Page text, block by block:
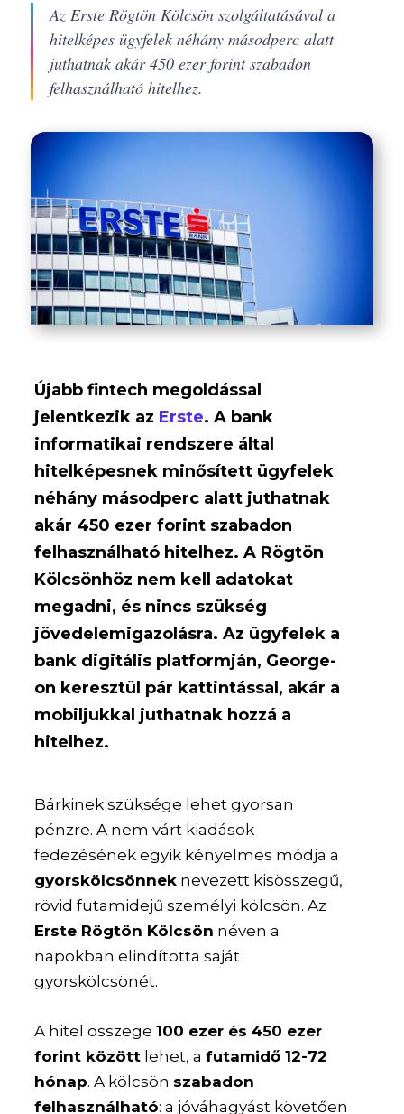
Az Erste Rögtön Kölcsön szolgáltatásával a
hitelképes ügyfelek néhány másodperc alatt
juthatnak akár 450 ezer forint szabadon
felhasználható hitelhez.
Újabb fintech megoldással
jelentkezik az Erste. A bank
informatikai rendszere által
hitelképesnek minősített ügyfelek
néhány másodperc alatt juthatnak
akár 450 ezer forint szabadon
felhasználható hitelhez. A Rögtön
Kölcsönhöz nem kell adatokat
megadni, és nincs szükség
jövedelemigazolásra. Az ügyfelek a
bank digitális platformján, George-
on keresztül pár kattintással, akár a
mobiljukkal juthatnak hozzá a
hitelhez.
Bárkinek szüksége lehet gyorsan
pénzre. A nem várt kiadások
fedezésének egyik kényelmes módja a
gyorskölcsönnek nevezett kisösszegű,
rövid futamidejű személyi kölcsön. Az
Erste Rögtön Kölcsön néven a
napokban elindította saját
gyorskölcsönét.
A hitel összege100 ezer és 450 ezer
forint között lehet, afutamidő 12-72
hónap. A kölcsön szabadon
felhasználható: a jóváhagyást követően